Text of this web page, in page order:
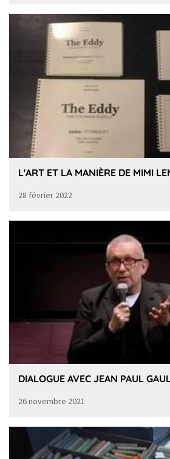
L'ART ET LA MANIÈRE DE MIMI
28 février 2022
DIALOGUE AVEC JEAN PAUL
26 novembre 2021